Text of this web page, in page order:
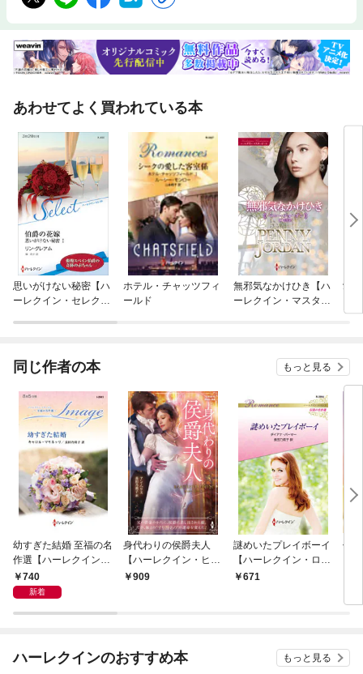
あわせてよく買われている本
思いがけない秘密【ハ
ーレクイン・セレクト
ホテル・チャッツフィ
ールド
無邪気なかけひき【ハ
ーレクイン・マスター
愛
同じ作者の本 もっと見る
幼すぎた結婚 至福の名
作選【ハーレクイン・
イマージュ版】
740
新着
身代わりの侯爵夫人
【ハーレクイン・ヒス
トリカル・スペシャル
909
謎めいたプレイボーイ
【ハーレクイン・ロマ
ンス版】
671
傷
ハーレクインのおすすめ本 もっと見る